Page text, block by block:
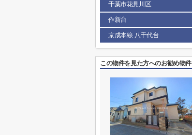
千葉市花見川区
作新台
京成本線 八千代台
この物件を見た方へのお勧め物件